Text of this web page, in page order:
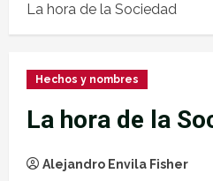
La hora de la Sociedad
Hechos y nombres
La hora de la
Alejandro Envila Fisher